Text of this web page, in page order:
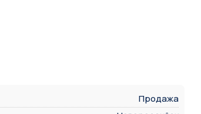
Продажа